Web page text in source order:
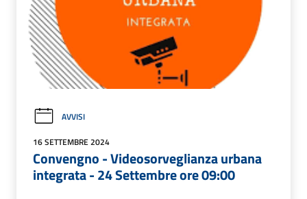
AVVISI
16 SETTEMBRE 2024
Convengno - Videosorveglianza urbana
integrata - 24 Settembre ore 09:00